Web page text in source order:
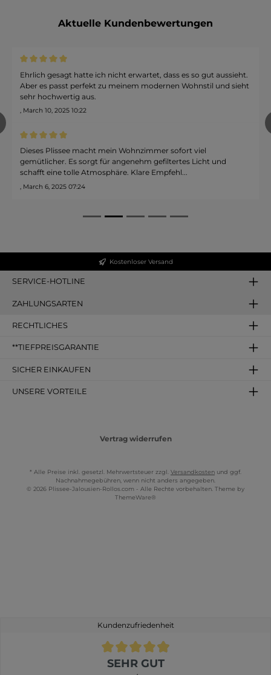
Aktuelle Kundenbewertungen
Durchschnittliche Bewertung von 5 von 5 Sternen
Ehrlich gesagt hatte ich nicht erwartet, dass es so gut aussieht.
Aber es passt perfekt zu meinem modernen Wohnstil und sieht
sehr hochwertig aus.
, March 10, 2025 10:22
Durchschnittliche Bewertung von 5 von 5 Sternen
Dieses Plissee macht mein Wohnzimmer sofort viel
gemütlicher. Es sorgt für angenehm gefiltertes Licht und
schafft eine tolle Atmosphäre. Klare Empfehl...
, March 6, 2025 07:24
Kostenloser Versand
SERVICE-HOTLINE
ZAHLUNGSARTEN
RECHTLICHES
**TIEFPREISGARANTIE
SICHER EINKAUFEN
UNSERE VORTEILE
Vertrag widerrufen
* Alle Preise inkl. gesetzl. Mehrwertsteuer zzgl. Versandkosten und ggf.
Nachnahmegebühren, wenn nicht anders angegeben.
© 2026 Plissee-Jalousien-Rollos.com - Alle Rechte vorbehalten. Theme by
ThemeWare®
Kundenzufriedenheit
Durchschnittliche Bewertung von 4.9 von 5 Sternen
SEHR GUT